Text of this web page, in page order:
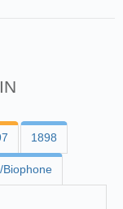
1898
Biophone